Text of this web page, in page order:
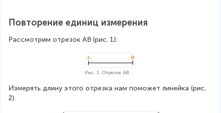
Повторение единиц измерения
Рассмотрим отрезок AB (рис. 1):
Рис. 1. Отрезок AB
Измерять длину этого отрезка нам поможет линейка (рис.
2).